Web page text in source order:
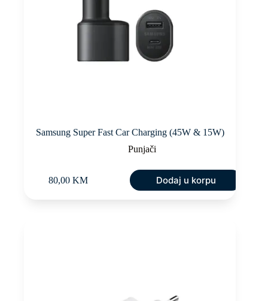
Samsung Super Fast Car Charging (45W & 15W)
Punjači
80,00 KM Dodaj u korpu